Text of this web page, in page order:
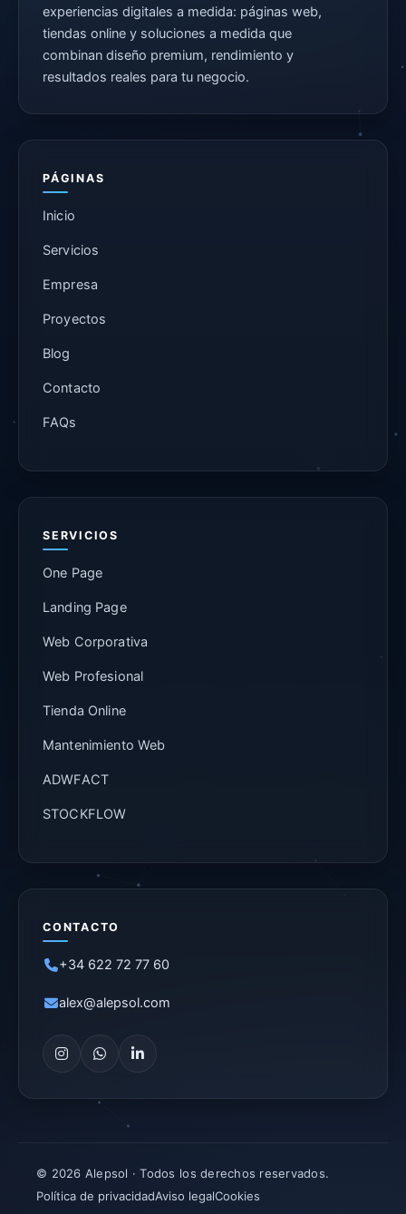
experiencias digitales a medida: páginas web,
tiendas online y soluciones a medida que
combinan diseño premium, rendimiento y
resultados reales para tu negocio.
PÁGINAS
Inicio
Servicios
Empresa
Proyectos
Blog
Contacto
FAQs
SERVICIOS
One Page
Landing Page
Web Corporativa
Web Profesional
Tienda Online
Mantenimiento Web
ADWFACT
STOCKFLOW
CONTACTO
+34 622 72 77 60
alex@alepsol.com
© 2026 Alepsol · Todos los derechos reservados.
Política de privacidadAviso legalCookies